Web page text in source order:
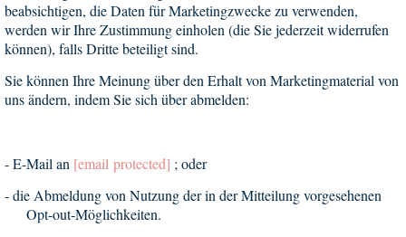
beabsichtigen, die Daten für Marketingzwecke zu verwenden,
werden wir Ihre Zustimmung einholen (die Sie jederzeit widerrufen
können), falls Dritte beteiligt sind.
Sie können Ihre Meinung über den Erhalt von Marketingmaterial von
uns ändern, indem Sie sich über abmelden:
-E-Mail an [email protected] ; oder
-die Abmeldung vonNutzung der in der Mitteilung vorgesehenen
Opt-out-Möglichkeiten.